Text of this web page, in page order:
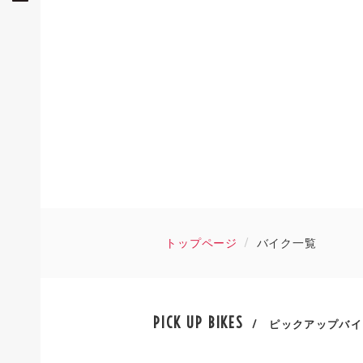
トップページ バイク一覧
PICK UP BIKES / ピックアップバ